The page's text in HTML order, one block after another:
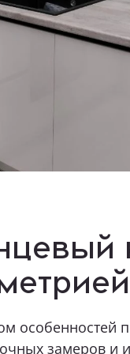
особенностей
замеров и
Как к
Какая
Я даю